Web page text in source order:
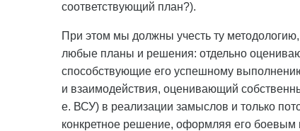
соответствующий план?).
При этом мы должны учесть ту
любые планы и решения: отдельно
способствующие его успешному
и взаимодействия, оценивающий
е. ВСУ) в реализации замыслов и только
конкретное решение, оформляя его боевым